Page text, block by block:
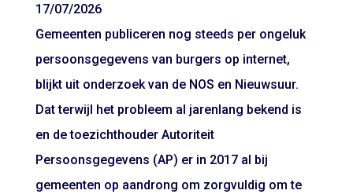
17/07/2026
Gemeenten publiceren nog steeds per ongeluk
persoonsgegevens van burgers op internet,
blijkt uit onderzoek van de NOS en Nieuwsuur.
Dat terwijl het probleem al jarenlang bekend is
en de toezichthouder Autoriteit
Persoonsgegevens (AP) er in 2017 al bij
gemeenten op aandrong om zorgvuldig om te